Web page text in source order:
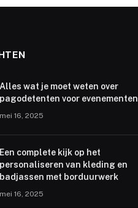
Alles wat je moet weten over
pagodetenten voor evenementen
mei 16, 2025
Een complete kijk op het
personaliseren van kleding en
badjassen met borduurwerk
mei 16, 2025